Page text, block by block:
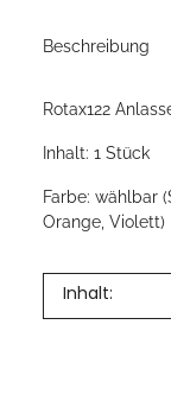
Beschreibung
Rotax122
Inhalt: 1 Stück
Farbe: wählbar
Orange, Violett)
Inhalt: